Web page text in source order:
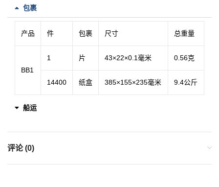
包裹
产品 件 包裹 尺寸 总重量
BB1
1 片 43×22×0.1毫米 0.56克
14400 纸盒 385×155×235毫米 9.4公斤
船运
评论 (0)